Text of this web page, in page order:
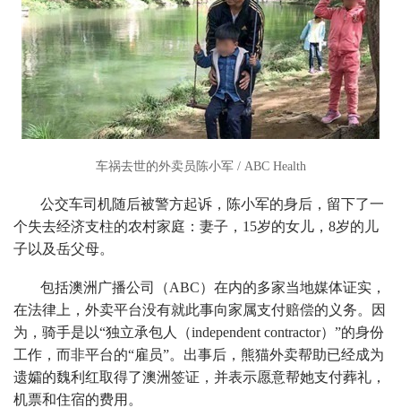
车祸去世的外卖员陈小军 / ABC Health
公交车司机随后被警方起诉，陈小军的身后，留下了一
个失去经济支柱的农村家庭：妻子，15岁的女儿，8岁的儿
子以及岳父母。
包括澳洲广播公司（ABC）在内的多家当地媒体证实，
在法律上，外卖平台没有就此事向家属支付赔偿的义务。因
为，骑手是以“独立承包人（independent contractor）”的身份
工作，而非平台的“雇员”。出事后，熊猫外卖帮助已经成为
遗孀的魏利红取得了澳洲签证，并表示愿意帮她支付葬礼，
机票和住宿的费用。